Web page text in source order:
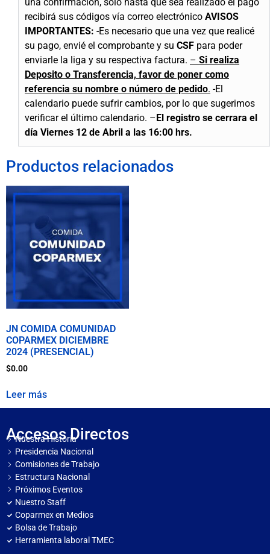
recibirá sus códigos vía correo electrónico AVISOS
IMPORTANTES: -Es necesario que una vez que realicé
su pago, envié el comprobante y su CSF para poder
enviarle la liga y su respectiva factura. – Si realiza
Deposito o Transferencia, favor de poner como
referencia su nombre o número de pedido. -El
calendario puede sufrir cambios, por lo que sugerimos
verificar el último calendario. –El registro se cerrara el
día Viernes 12 de Abril a las 16:00 hrs.
Productos relacionados
JN COMIDA COMUNIDAD
COPARMEX DICIEMBRE
2024 (PRESENCIAL)
$0.00
Leer más
Accesos Directos
Nuestra Historia
Presidencia Nacional
Comisiones de Trabajo
Estructura Nacional
Próximos Eventos
Nuestro Staff
Coparmex en Medios
Bolsa de Trabajo
Herramienta laboral TMEC